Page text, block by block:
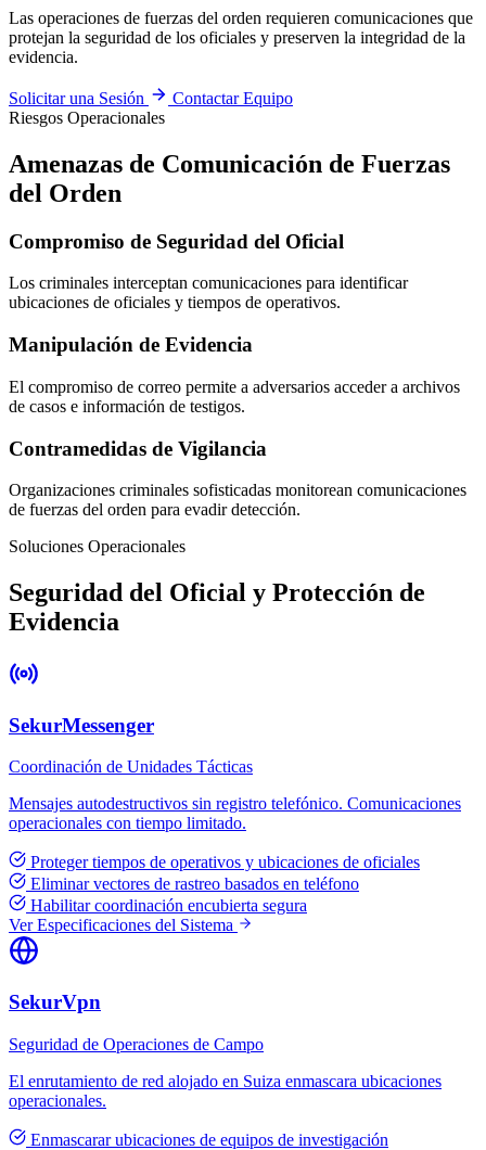
Las operaciones de fuerzas del orden requieren comunicaciones que
protejan la seguridad de los oficiales y preserven la integridad de la
evidencia.
Solicitar una Sesión
Contactar Equipo
Riesgos Operacionales
Amenazas de Comunicación de Fuerzas
del Orden
Compromiso de Seguridad del Oficial
Los criminales interceptan comunicaciones para identificar
ubicaciones de oficiales y tiempos de operativos.
Manipulación de Evidencia
El compromiso de correo permite a adversarios acceder a archivos
de casos e información de testigos.
Contramedidas de Vigilancia
Organizaciones criminales sofisticadas monitorean comunicaciones
de fuerzas del orden para evadir detección.
Soluciones Operacionales
Seguridad del Oficial y Protección de
Evidencia
SekurMessenger
Coordinación de Unidades Tácticas
Mensajes autodestructivos sin registro telefónico. Comunicaciones
operacionales con tiempo limitado.
Proteger tiempos de operativos y ubicaciones de oficiales
Eliminar vectores de rastreo basados en teléfono
Habilitar coordinación encubierta segura
Ver Especificaciones del Sistema
SekurVpn
Seguridad de Operaciones de Campo
El enrutamiento de red alojado en Suiza enmascara ubicaciones
operacionales.
Enmascarar ubicaciones de equipos de investigación